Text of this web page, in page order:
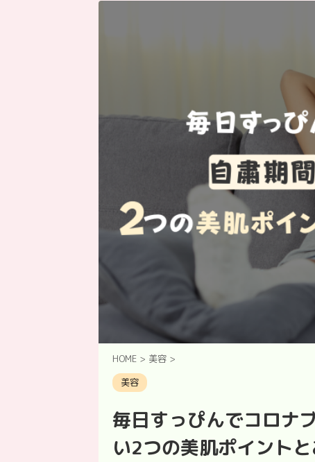
HOME > 美容 >
美容
毎日すっぴんでコロナ
い2つの美肌ポイント